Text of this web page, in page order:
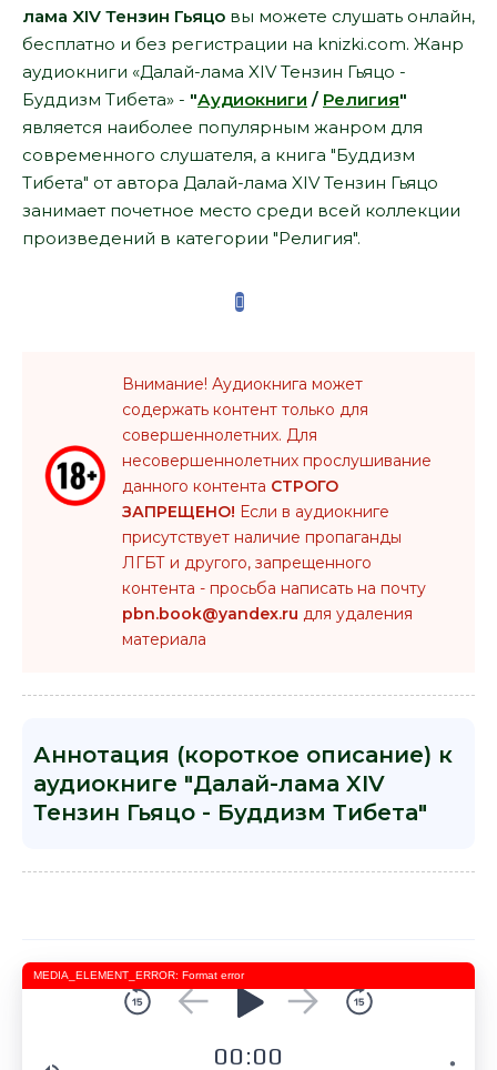
лама XIV Тензин Гьяцо вы можете слушать онлайн,
бесплатно и без регистрации на knizki.com. Жанр
аудиокниги «Далай-лама XIV Тензин Гьяцо -
Буддизм Тибета» - "Аудиокниги / Религия"
является наиболее популярным жанром для
современного слушателя, а книга "Буддизм
Тибета" от автора Далай-лама XIV Тензин Гьяцо
занимает почетное место среди всей коллекции
произведений в категории "Религия".
Внимание! Аудиокнига может
содержать контент только для
совершеннолетних. Для
несовершеннолетних прослушивание
данного контента СТРОГО
ЗАПРЕЩЕНО! Если в аудиокниге
присутствует наличие пропаганды
ЛГБТ и другого, запрещенного
контента - просьба написать на почту
pbn.book@yandex.ru для удаления
материала
Аннотация (короткое описание) к
аудиокниге "Далай-лама XIV
Тензин Гьяцо - Буддизм Тибета"
00:00
MEDIA_ELEMENT_ERROR: Format error